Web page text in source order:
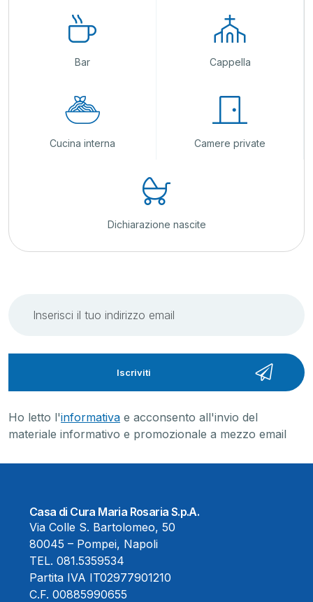
Bar Cappella
Cucina interna Camere private
Dichiarazione nascite
Iscriviti
Ho letto l'informativa e acconsento all'invio del
materiale informativo e promozionale a mezzo email
Casa di Cura Maria Rosaria S.p.A.
Via Colle S. Bartolomeo, 50
80045 – Pompei, Napoli
TEL. 081.5359534
Partita IVA IT02977901210
C.F. 00885990655